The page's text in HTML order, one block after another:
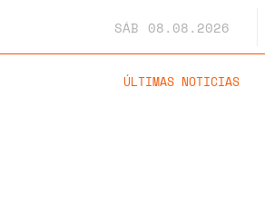
SÁB 08.08.2026
ÚLTIMAS NOTICIAS